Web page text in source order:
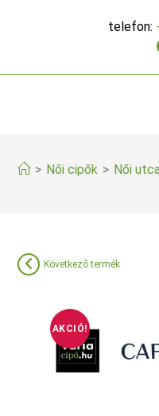
telefon:
> Női cipők > Női
AKCIÓ!
Következő termék